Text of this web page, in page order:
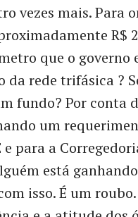
vezes mais. Para
R$
que o governo
da rede trifásica ?
fundo? Por conta
um
e para a
está
isso. É um